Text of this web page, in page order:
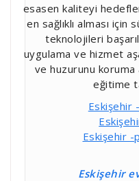
esasen kaliteyi
en sağlıklı alması için
teknolojileri
uygulama ve hizmet
ve huzurunu
eğitime
Eskişehir
Eskişehir -
Eskişehir